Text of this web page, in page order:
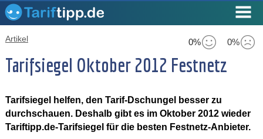
0% 0%
Artikel
Tarifsiegel Oktober 2012 Festnetz
Tarifsiegel helfen, den Tarif-Dschungel besser zu
durchschauen. Deshalb gibt es im Oktober 2012 wieder
Tariftipp.de-Tarifsiegel für die besten Festnetz-Anbieter.